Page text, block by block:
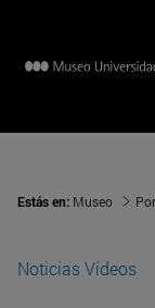
Estás en: Museo
Noticias Vídeos